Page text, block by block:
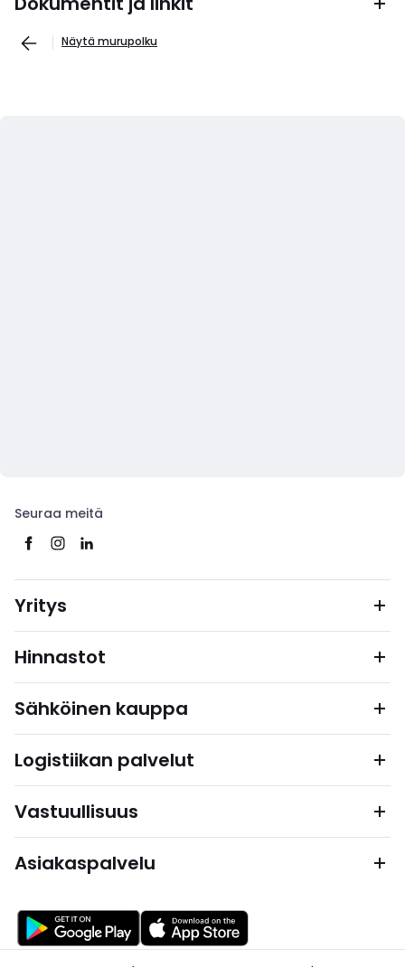
Näytä murupolku
Seuraa meitä
Yritys
Hinnastot
Sähköinen kauppa
Logistiikan palvelut
Vastuullisuus
Asiakaspalvelu